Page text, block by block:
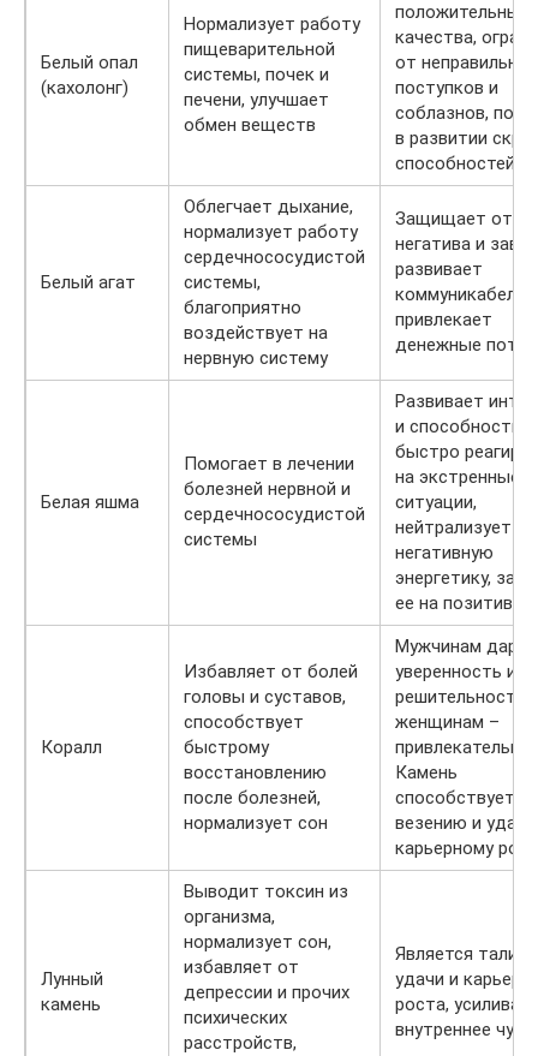
Белый опал
(кахолонг)
Нормализует работу
пищеварительной
системы, почек и
печени, улучшает
обмен веществ
положительные
качества,
от неправильных
поступков и
соблазнов,
в развитии
способностей
Белый агат
Облегчает дыхание,
нормализует работу
сердечнососудистой
системы,
благоприятно
воздействует на
нервную систему
Защищает от
негатива и
развивает
привлекает
денежные
Белая яшма
Помогает в лечении
болезней нервной и
сердечнососудистой
системы
Развивает
и способность
быстро
на экстренные
ситуации,
нейтрализует
негативную
энергетику,
ее на
Коралл
Избавляет от болей
головы и суставов,
способствует
быстрому
восстановлению
после болезней,
нормализует сон
Мужчинам
уверенность и
решительность,
женщинам –
Камень
способствует
везению и удаче,
карьерному
Лунный
камень
Выводит токсин из
организма,
нормализует сон,
избавляет от
депрессии и прочих
психических
расстройств,
Является
удачи и
роста,
внутреннее